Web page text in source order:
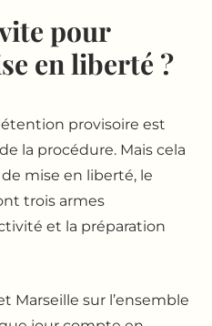
pour
en liberté ?
provisoire est
la procédure. Mais cela
mise en liberté, le
trois armes
et la préparation
Marseille sur l’ensemble